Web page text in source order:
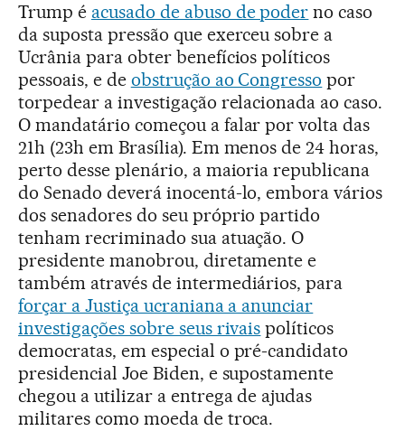
Trump é acusado de abuso de poder no caso
da suposta pressão que exerceu sobre a
Ucrânia para obter benefícios políticos
pessoais, e de obstrução ao Congresso por
torpedear a investigação relacionada ao caso.
O mandatário começou a falar por volta das
21h (23h em Brasília). Em menos de 24 horas,
perto desse plenário, a maioria republicana
do Senado deverá inocentá-lo, embora vários
dos senadores do seu próprio partido
tenham recriminado sua atuação. O
presidente manobrou, diretamente e
também através de intermediários, para
forçar a Justiça ucraniana a anunciar
investigações sobre seus rivais políticos
democratas, em especial o pré-candidato
presidencial Joe Biden, e supostamente
chegou a utilizar a entrega de ajudas
militares como moeda de troca.